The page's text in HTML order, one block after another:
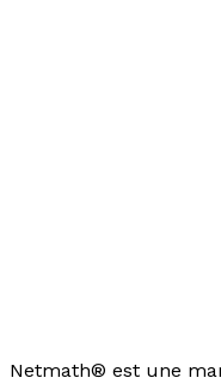
Netmath® est une